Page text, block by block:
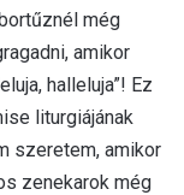
még
amikor
halleluja”! Ez
liturgiájának
szeretem, amikor
zenekarok még